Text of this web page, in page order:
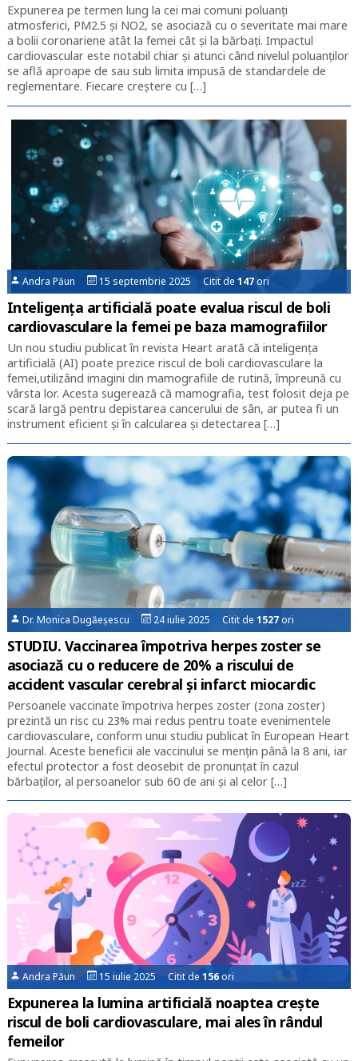
Expunerea pe termen lung la cei mai comuni poluanți
atmosferici, PM2.5 și NO2, se asociază cu o severitate mai mare
a bolii coronariene atât la femei cât și la bărbați. Impactul
cardiovascular este notabil chiar și atunci când nivelul poluanților
se află aproape de sau sub limita impusă de standardele de
reglementare. Fiecare creștere cu […]
Andra Păun 15 septembrie 2025 Citit de147ori
Inteligența artificială poate evalua riscul de boli
cardiovasculare la femei pe baza mamografiilor
Un nou studiu publicat în revista Heart arată că inteligența
artificială (AI) poate prezice riscul de boli cardiovasculare la
femei,utilizând imagini din mamografiile de rutină, împreună cu
vârsta lor. Acesta sugerează că mamografia, test folosit deja pe
scară largă pentru depistarea cancerului de sân, ar putea fi un
instrument eficient și în calcularea și detectarea […]
Dr. Monica Dugăeșescu 24 iulie 2025 Citit de1527ori
STUDIU. Vaccinarea împotriva herpes zoster se
asociază cu o reducere de 20% a riscului de
accident vascular cerebral și infarct miocardic
Persoanele vaccinate împotriva herpes zoster (zona zoster)
prezintă un risc cu 23% mai redus pentru toate evenimentele
cardiovasculare, conform unui studiu publicat în European Heart
Journal. Aceste beneficii ale vaccinului se menţin până la 8 ani, iar
efectul protector a fost deosebit de pronunțat în cazul
bărbaților, al persoanelor sub 60 de ani și al celor […]
Andra Păun 15 iulie 2025 Citit de156ori
Expunerea la lumina artificială noaptea crește
riscul de boli cardiovasculare, mai ales în rândul
femeilor